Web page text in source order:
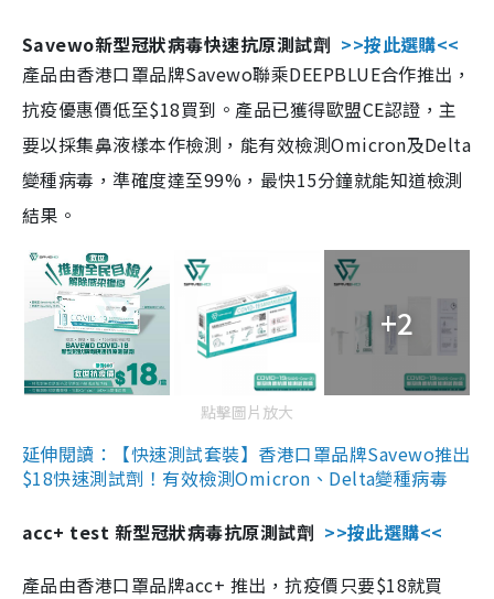
Savewo新型冠狀病毒快速抗原測試劑 >>按此選購<<
產品由香港口罩品牌Savewo聯乘DEEPBLUE合作推出，
抗疫優惠價低至$18買到。產品已獲得歐盟CE認證，主
要以採集鼻液樣本作檢測，能有效檢測Omicron及Delta
變種病毒，準確度達至99%，最快15分鐘就能知道檢測
結果。
+2
點擊圖片放大
延伸閱讀：【快速測試套裝】香港口罩品牌Savewo推出
$18快速測試劑！有效檢測Omicron、Delta變種病毒
acc+ test 新型冠狀病毒抗原測試劑 >>按此選購<<
產品由香港口罩品牌acc+ 推出，抗疫價只要$18就買